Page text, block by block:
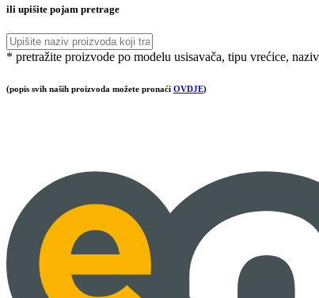
ili upišite pojam pretrage
* pretražite proizvode po modelu usisavača, tipu vrećice,
(popis svih naših proizvoda možete pronaći OVDJE)